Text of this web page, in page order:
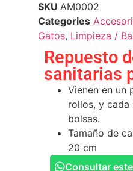
SKU AM0002
Categories
Gatos, Limpieza /
Repuesto
sanitarias
Vienen en un
rollos, y cada
bolsas.
Tamaño de
20 cm
Consultar